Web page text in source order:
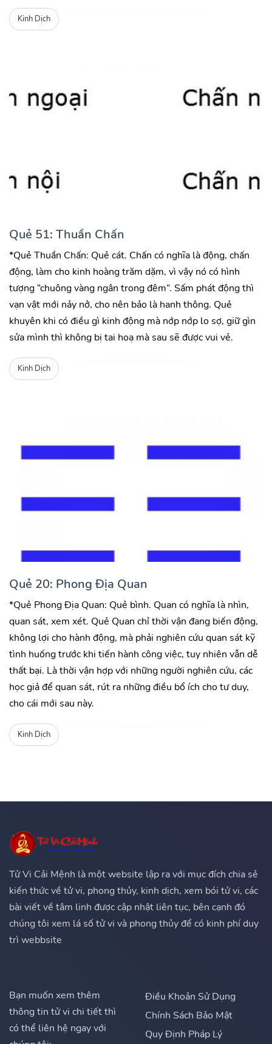
Kinh Dịch
Quẻ 51: Thuần Chấn
*Quẻ Thuần Chấn: Quẻ cát. Chấn có nghĩa là động, chấn
động, làm cho kinh hoàng trăm dặm, vì vậy nó có hình
tượng “chuông vàng ngân trong đêm”. Sấm phát động thì
vạn vật mới nảy nở, cho nên bảo là hanh thông. Quẻ
khuyên khi có điều gì kinh động mà nớp nớp lo sợ, giữ gìn
sửa mình thì không bị tai hoạ mà sau sẽ được vui vẻ.
Kinh Dịch
Quẻ 20: Phong Địa Quan
*Quẻ Phong Địa Quan: Quẻ bình. Quan có nghĩa là nhìn,
quan sát, xem xét. Quẻ Quan chỉ thời vận đang biến động,
không lợi cho hành động, mà phải nghiên cứu quan sát kỹ
tình huống trước khi tiến hành công việc, tuy nhiên vẫn dễ
thất bại. Là thời vận hợp với những người nghiên cứu, các
học giả để quan sát, rút ra những điều bổ ích cho tư duy,
cho cái mới sau này.
Kinh Dịch
Tử Vi Cải Mệnh là một website lập ra với mục đích chia sẻ
kiến thức về tử vi, phong thủy, kinh dịch, xem bói tử vi, các
bài viết về tâm linh được cập nhật liên tục, bên cạnh đó
chúng tôi xem lá số tử vi và phong thủy để có kinh phí duy
trì webbsite
Bạn muốn xem thêm
thông tin tử vi chi tiết thì
có thể liên hệ ngay với
Điều Khoản Sử Dụng
Chính Sách Bảo Mật
Quy Định Pháp Lý